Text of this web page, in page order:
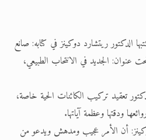
الدكتور ريتشارد دوكينز في كتابه: صانع
عنوان: الجديد في الانتحاب الطبيعي،
تعقيد تركيب الكائنات الحية خاصة،
ودقتها وعظمة آياتها.
دوكينز: أن الأمر عجيب ومدهش ويدعو من